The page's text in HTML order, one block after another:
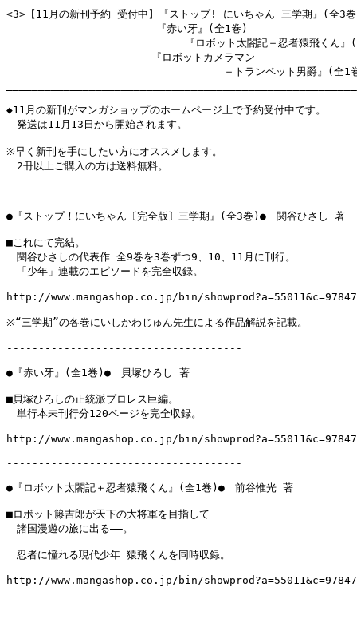
<3>【11月の新刊予約 受付中】『ストップ! にいちゃん 三学期』(全3
『赤い牙』(全1巻)
『ロボット太閤記＋忍者猿飛くん』
『ロボットカメラマン
＋トランペット男爵』(全1
◆11月の新刊がマンガショップのホームページ上で予約受付中です。
発送は11月13日から開始されます。
※早く新刊を手にしたい方にオススメします。
2冊以上ご購入の方は送料無料。
-------------------------------------
●『ストップ！にいちゃん〔完全版〕三学期』(全3巻)●　関谷ひさし 著
■これにて完結。
関谷ひさしの代表作 全9巻を3巻ずつ9、10、11月に刊行。
「少年」連載のエピソードを完全収録。
http://www.mangashop.co.jp/bin/
※“三学期”の各巻にいしかわじゅん先生による作品解説を記載。
-------------------------------------
●『赤い牙』(全1巻)●　貝塚ひろし 著
■貝塚ひろしの正統派プロレス巨編。
単行本未刊行分120ページを完全収録。
http://www.mangashop.co.jp/bin/
-------------------------------------
●『ロボット太閤記＋忍者猿飛くん』(全1巻)●　前谷惟光 著
■ロボット籐吉郎が天下の大将軍を目指して
諸国漫遊の旅に出る――。
忍者に憧れる現代少年 猿飛くんを同時収録。
http://www.mangashop.co.jp/bin/
-------------------------------------